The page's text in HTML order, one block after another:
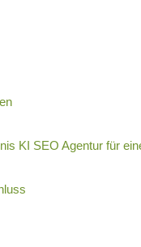
KI SEO Agentur für